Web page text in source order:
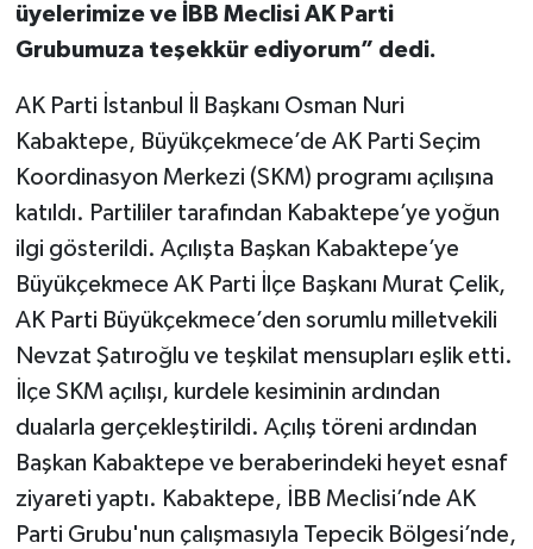
üyelerimize ve İBB Meclisi AK Parti
Grubumuza teşekkür ediyorum” dedi.
AK Parti İstanbul İl Başkanı Osman Nuri
Kabaktepe, Büyükçekmece’de AK Parti Seçim
Koordinasyon Merkezi (SKM) programı açılışına
katıldı. Partililer tarafından Kabaktepe’ye yoğun
ilgi gösterildi. Açılışta Başkan Kabaktepe’ye
Büyükçekmece AK Parti İlçe Başkanı Murat Çelik,
AK Parti Büyükçekmece’den sorumlu milletvekili
Nevzat Şatıroğlu ve teşkilat mensupları eşlik etti.
İlçe SKM açılışı, kurdele kesiminin ardından
dualarla gerçekleştirildi. Açılış töreni ardından
Başkan Kabaktepe ve beraberindeki heyet esnaf
ziyareti yaptı. Kabaktepe, İBB Meclisi’nde AK
Parti Grubu'nun çalışmasıyla Tepecik Bölgesi’nde,